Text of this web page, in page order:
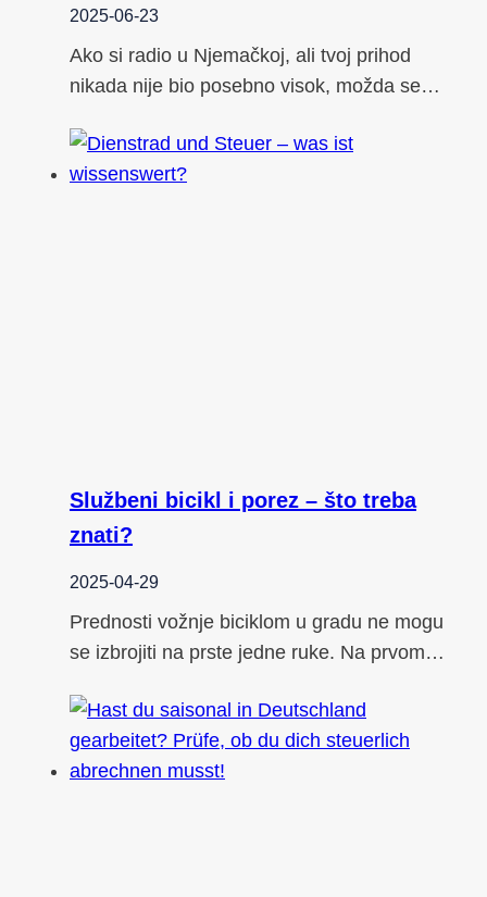
2025-06-23
Ako si radio u Njemačkoj, ali tvoj prihod
nikada nije bio posebno visok, možda se…
Službeni bicikl i porez – što treba
znati?
2025-04-29
Prednosti vožnje biciklom u gradu ne mogu
se izbrojiti na prste jedne ruke. Na prvom…